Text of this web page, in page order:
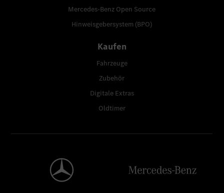
Mercedes-Benz Open Source
Hinweisgebersystem (BPO)
Kaufen
Fahrzeuge
Zubehör
Digitale Extras
Oldtimer